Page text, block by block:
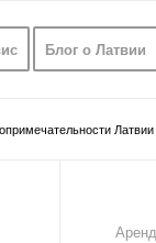
Блог о Латвии
Латвии